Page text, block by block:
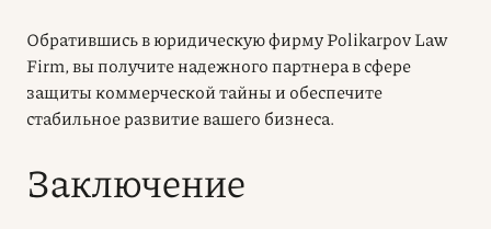
Обратившись в юридическую фирму Polikarpov Law
Firm, вы получите надежного партнера в сфере
защиты коммерческой тайны и обеспечите
стабильное развитие вашего бизнеса.
Заключение